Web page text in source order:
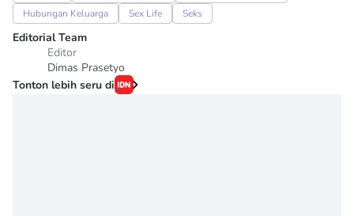
Hubungan Keluarga
Sex Life Seks
Editorial Team
Editor
Dimas Prasetyo
Tonton lebih seru di